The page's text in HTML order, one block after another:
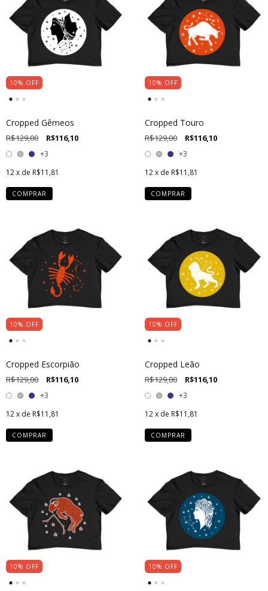
10% OFF
Cropped Gêmeos
R$129,00 R$116,10
+3
12x de R$11,81
COMPRAR
10% OFF
Cropped Touro
R$129,00 R$116,10
+3
12 x de R$11,81
COMPRAR
10% OFF
Cropped Escorpião
R$129,00 R$116,10
+3
12x de R$11,81
COMPRAR
10% OFF
Cropped Leão
R$129,00 R$116,10
+3
12 x de R$11,81
COMPRAR
10% OFF 10% OFF